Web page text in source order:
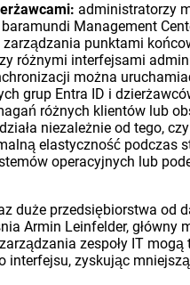
administratorzy
Management
punktami
różnymi interfejsami
można
grup Entra ID i
różnych klientów lub
niezależnie od tego,
elastyczność podczas
operacyjnych lub
duże przedsiębiorstwa od
Armin Leinfelder, główny
zespoły IT
zyskując